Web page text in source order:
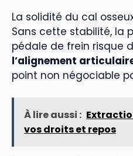
La solidité du cal
Sans cette stabilité, la
pédale de frein risque
l’alignement
point non négociable
À lire aussi :
vos droits et repos